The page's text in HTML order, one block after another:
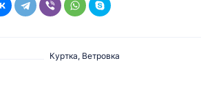
Куртка, Ветровка